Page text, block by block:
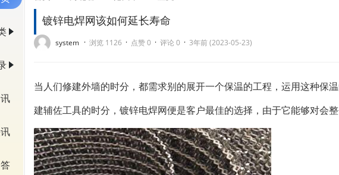
镀锌电焊网该如何延长寿命
system · 浏览 1126 · 点赞 0 · 评论 0 · 3年前 (2023-05-23)
当人们修建外墙的时分，都需求别的展开一个保温的工程，运用这种保
建辅佐工具的时分，镀锌电焊网便是客户最佳的选择，由于它能够对会